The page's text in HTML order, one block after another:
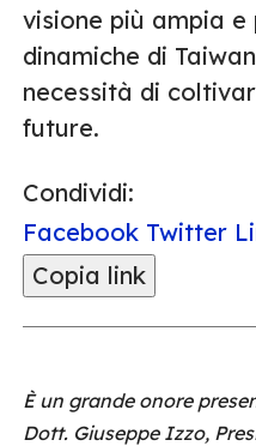
visione più ampia
dinamiche di
necessità di
future.
Condividi:
Facebook Twitter
Copia link
È un grande onore
Dott. Giuseppe Izzo,